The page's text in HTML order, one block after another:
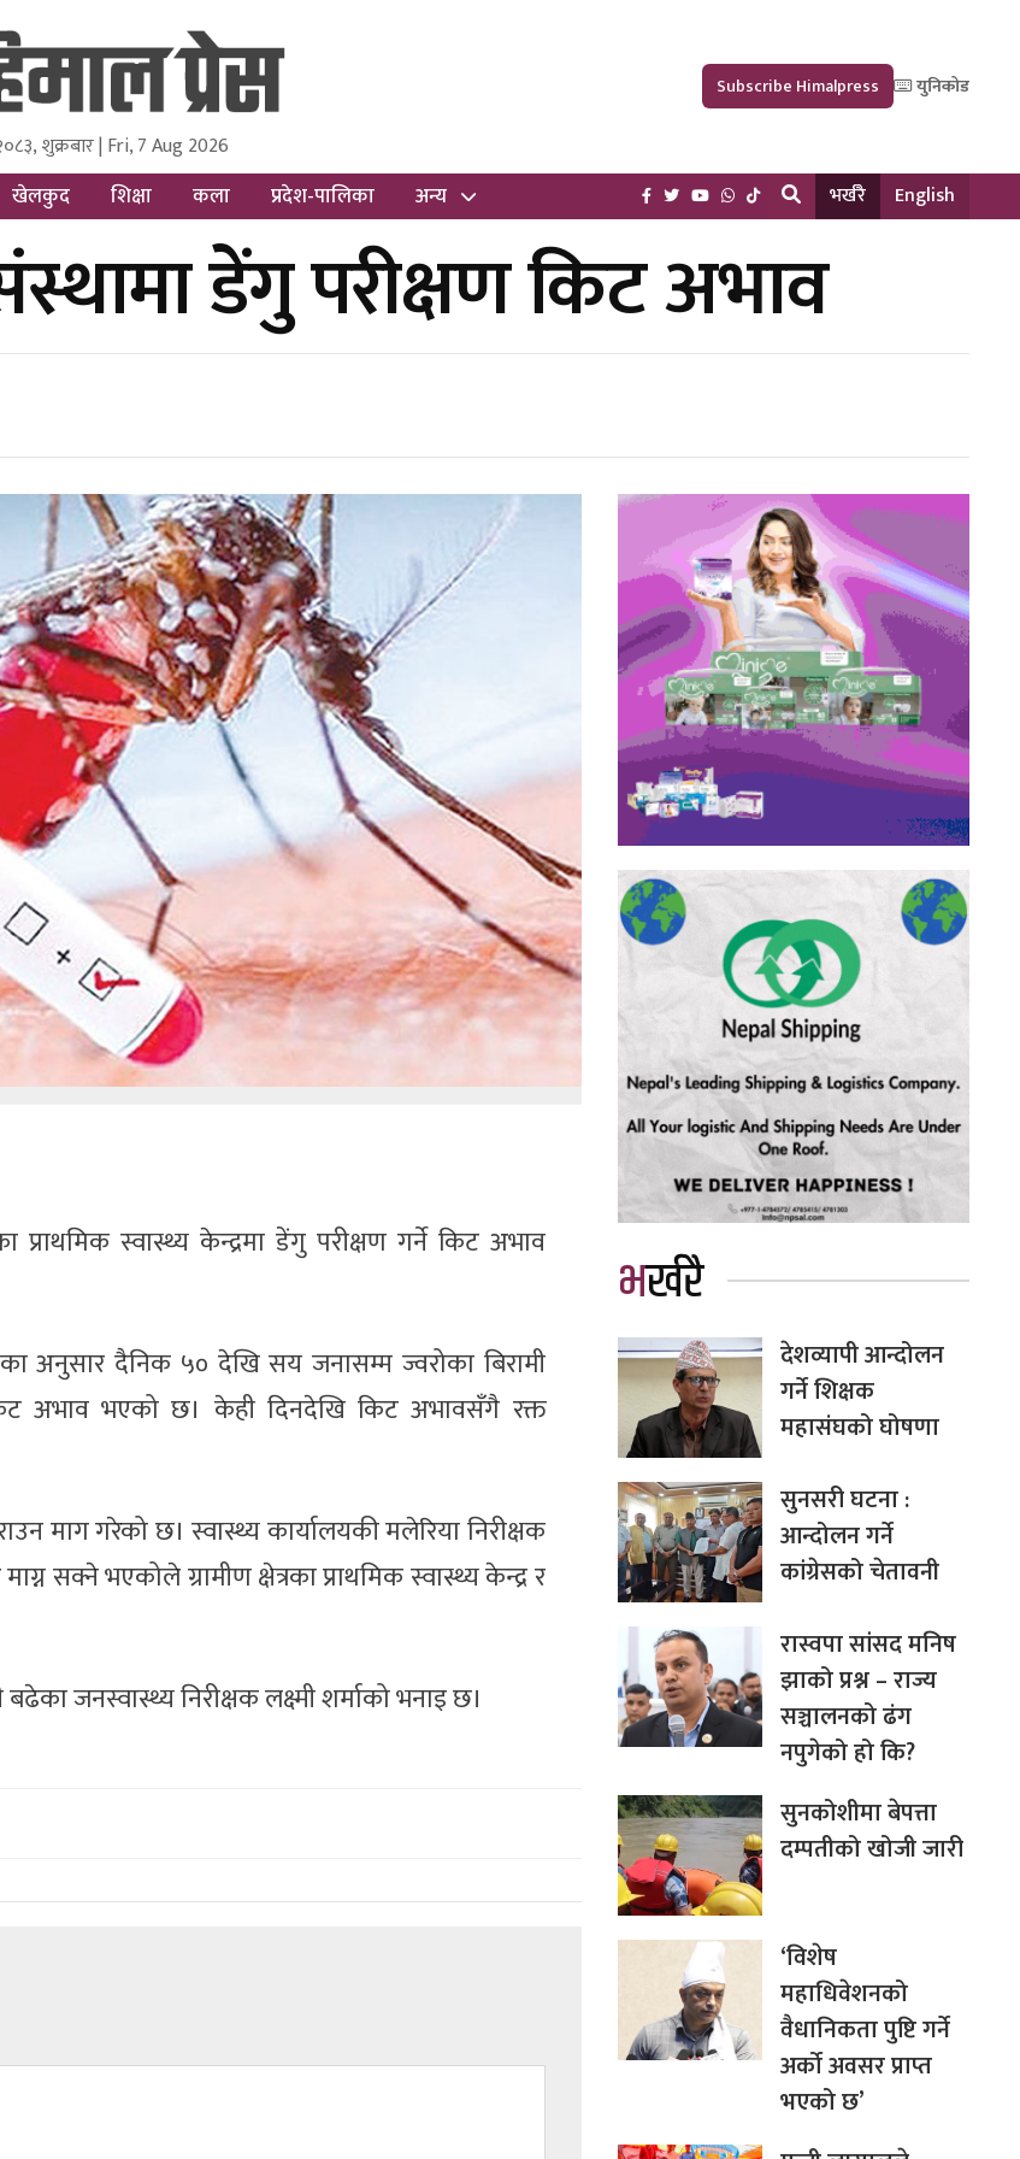
and Research Pvt Ltd.
शुक्रबार | Fri, 7 Aug 2026
Subscribe Himalpress युनिकोड
खेलकुद शिक्षा कला प्रदेश-पालिका अन्य भर्खरै English
डेंगु परीक्षण किट अभाव
प्राथमिक स्वास्थ्य केन्द्रमा डेंगु परीक्षण गर्ने किट अभाव
अनुसार दैनिक ५० देखि सय जनासम्म ज्वरोका बिरामी
अभाव भएको छ। केही दिनदेखि किट अभावसँगै रक्त
माग गरेको छ। स्वास्थ्य कार्यालयकी मलेरिया निरीक्षक
सक्ने भएकोले ग्रामीण क्षेत्रका प्राथमिक स्वास्थ्य केन्द्र र
जनस्वास्थ्य निरीक्षक लक्ष्मी शर्माको भनाइ छ।
भर्खरै
देशव्यापी आन्दोलन
गर्ने शिक्षक
महासंघको घोषणा
सुनसरी घटना :
आन्दोलन गर्ने
कांग्रेसको चेतावनी
रास्वपा सांसद मनिष
झाको प्रश्न – राज्य
सञ्चालनको ढंग
नपुगेको हो कि?
सुनकोशीमा बेपत्ता
दम्पतीको खोजी जारी
‘विशेष
महाधिवेशनको
वैधानिकता पुष्टि गर्ने
अर्को अवसर प्राप्त
भएको छ’